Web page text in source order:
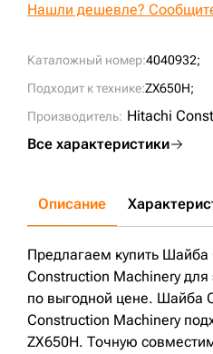
Каталожный номер:4040932;
Подходит к технике:ZX650H;
Производитель: Hitachi
Все характеристики
Нашли дешевле?
Описание
Предлагаем купить
Construction Machinery для
по выгодной цене. Шайба
Construction Machinery
ZX650H. Точную